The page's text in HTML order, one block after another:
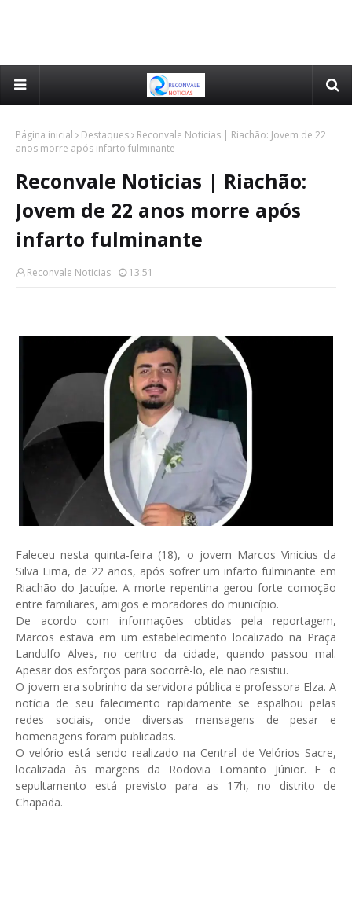
Página inicial Destaques
Reconvale Noticias | Riachão: Jovem de 22
anos morre após infarto fulminante
Reconvale Noticias | Riachão:
Jovem de 22 anos morre após
infarto fulminante
Reconvale Noticias 13:51
Faleceu nesta quinta-feira (18), o jovem Marcos Vinicius da
Silva Lima, de 22 anos, após sofrer um infarto fulminante em
Riachão do Jacuípe. A morte repentina gerou forte comoção
entre familiares, amigos e moradores do município.
De acordo com informações obtidas pela reportagem,
Marcos estava em um estabelecimento localizado na Praça
Landulfo Alves, no centro da cidade, quando passou mal.
Apesar dos esforços para socorrê-lo, ele não resistiu.
O jovem era sobrinho da servidora pública e professora Elza. A
notícia de seu falecimento rapidamente se espalhou pelas
redes sociais, onde diversas mensagens de pesar e
homenagens foram publicadas.
O velório está sendo realizado na Central de Velórios Sacre,
localizada às margens da Rodovia Lomanto Júnior. E o
sepultamento está previsto para as 17h, no distrito de
Chapada.